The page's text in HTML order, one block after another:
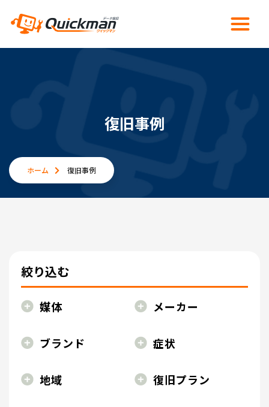
復旧事例
ホーム 復旧事例
絞り込む
媒体 メーカー
ブランド 症状
地域 復旧プラン